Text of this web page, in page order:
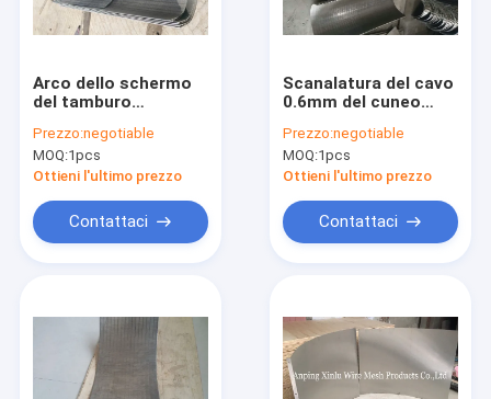
Prodotti
Circa noi
Arco dello schermo
del tamburo
del cavo del cuneo di
profilo 120 gradi non
che ostruiscono
Prezzo:negotiable
MOQ:1pcs
Ottieni l'ultimo prezzo
Contattaci
Scanalatura del cavo
0.6mm del cuneo
curvatura del
setaccio del filtrante
dell'arco per
dell'acqua di scarico
Prezzo:negotiable
MOQ:1pcs
Ottieni l'ultimo prezzo
Contattaci